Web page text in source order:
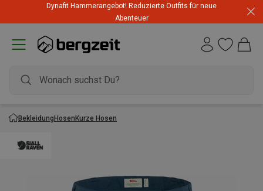
Dynafit Hammerangebot! Reduzierte Outfits für neue
Abenteuer
BekleidungHosenKurze Hosen